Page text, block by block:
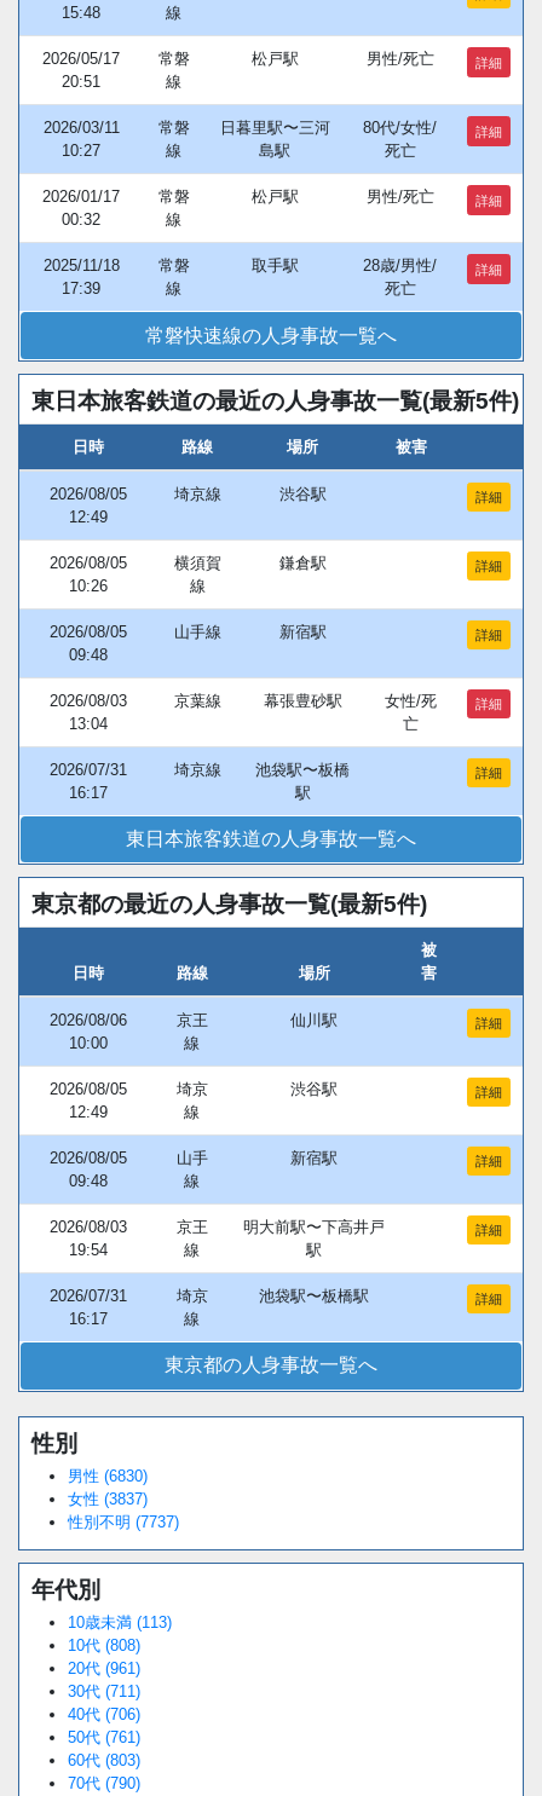
15:48 線
2026/05/17
20:51
常磐
線
松戸駅 男性/死亡 詳細
2026/03/11
10:27
常磐
線
日暮里駅〜三河
島駅
80代/女性/
死亡
詳細
2026/01/17
00:32
常磐
線
松戸駅 男性/死亡 詳細
2025/11/18
17:39
常磐
線
取手駅
28歳/男性/
死亡
詳細
常磐快速線の人身事故一覧へ
東日本旅客鉄道の最近の人身事故一覧(最新5件)
日時 路線 場所 被害
2026/08/05
12:49
埼京線 渋谷駅 詳細
2026/08/05
10:26
横須賀
線
鎌倉駅 詳細
2026/08/05
09:48
山手線 新宿駅 詳細
2026/08/03
13:04
京葉線 幕張豊砂駅
女性/死
亡
詳細
2026/07/31
16:17
埼京線
池袋駅〜板橋
駅
詳細
東日本旅客鉄道の人身事故一覧へ
東京都の最近の人身事故一覧(最新5件)
日時 路線 場所
被
害
2026/08/06
10:00
京王
線
仙川駅 詳細
2026/08/05
12:49
埼京
線
渋谷駅 詳細
2026/08/05
09:48
山手
線
新宿駅 詳細
2026/08/03
19:54
京王
線
明大前駅〜下高井戸
駅
詳細
2026/07/31
16:17
埼京
線
池袋駅〜板橋駅 詳細
東京都の人身事故一覧へ
Unmute
性別
男性 (6830)
女性 (3837)
性別不明 (7737)
年代別
10歳未満 (113)
10代 (808)
20代 (961)
30代 (711)
40代 (706)
50代 (761)
60代 (803)
70代 (790)